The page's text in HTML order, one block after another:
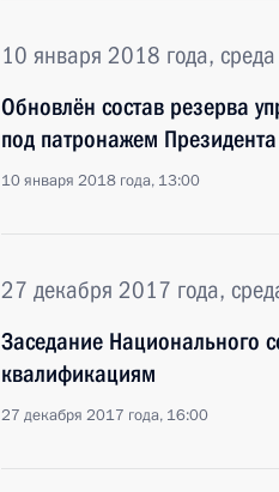
10 января 2018 года, среда
Обновлён состав резерва
под патронажем
10 января 2018 года, 13:00
27 декабря 2017 года,
Заседание Национального
квалификациям
27 декабря 2017 года, 16:00